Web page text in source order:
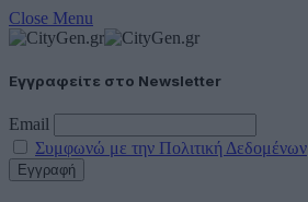
Close Menu
Εγγραφείτε στο Newsletter
Email
Συμφωνώ με την Πολιτική Δεδομένων